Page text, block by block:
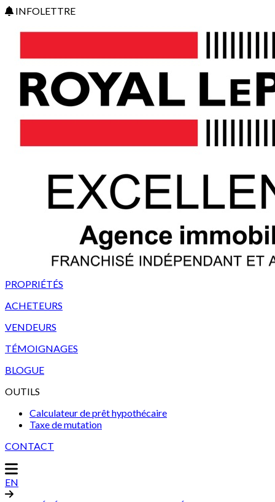
INFOLETTRE
PROPRIÉTÉS
ACHETEURS
VENDEURS
TÉMOIGNAGES
BLOGUE
OUTILS
Calculateur de prêt hypothécaire
Taxe de mutation
CONTACT
EN